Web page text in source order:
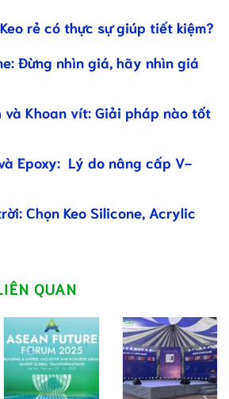
rẻ có thực sự giúp tiết kiệm?
Đừng nhìn giá, hãy nhìn giá
và Khoan vít: Giải pháp nào tốt
Epoxy: Lý do nâng cấp V-
Chọn Keo Silicone, Acrylic
QUAN